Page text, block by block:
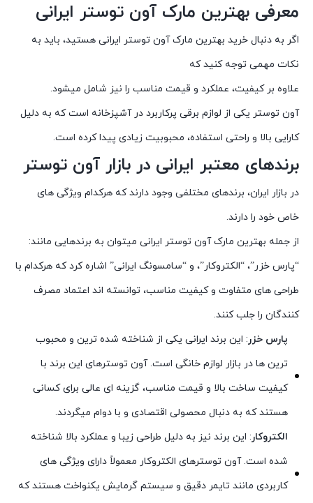
معرفی بهترین مارک آون توستر ایرانی
اگر به دنبال خرید بهترین مارک آون توستر ایرانی هستید، باید به
نکات مهمی توجه کنید که
علاوه بر کیفیت، عملکرد و قیمت مناسب را نیز شامل میشود.
آون توستر یکی از لوازم برقی پرکاربرد در آشپزخانه است که به دلیل
کارایی بالا و راحتی استفاده، محبوبیت زیادی پیدا کرده است.
برندهای معتبر ایرانی در بازار آون توستر
در بازار ایران، برندهای مختلفی وجود دارند که هرکدام ویژگی‌ های
خاص خود را دارند.
از جمله بهترین مارک آون توستر ایرانی میتوان به برندهایی مانند:
“پارس خزر”، “الکتروکار”، و “سامسونگ ایرانی” اشاره کرد که هرکدام با
طراحی‌ های متفاوت و کیفیت مناسب، توانسته‌ اند اعتماد مصرف‌
کنندگان را جلب کنند.
پارس خزر: این برند ایرانی یکی از شناخته‌ شده‌ ترین و محبوب‌
ترین‌ ها در بازار لوازم خانگی است. آون توسترهای این برند با
کیفیت ساخت بالا و قیمت مناسب، گزینه‌ ای عالی برای کسانی
هستند که به دنبال محصولی اقتصادی و با دوام میگردند.
الکتروکار: این برند نیز به دلیل طراحی زیبا و عملکرد بالا شناخته
شده است. آون توسترهای الکتروکار معمولاً دارای ویژگی‌ های
کاربردی مانند تایمر دقیق و سیستم گرمایش یکنواخت هستند که